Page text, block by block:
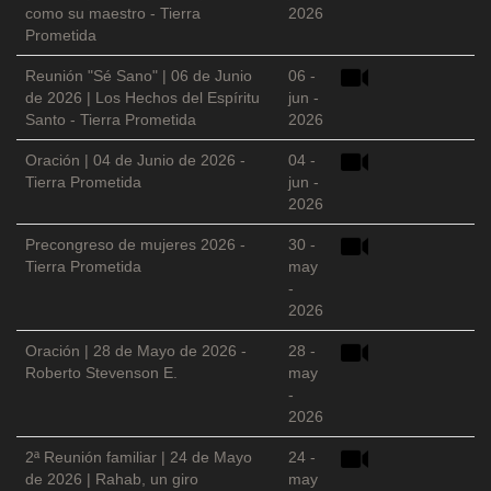
como su maestro - Tierra
Prometida
2026
Reunión "Sé Sano" | 06 de Junio
de 2026 | Los Hechos del Espíritu
Santo - Tierra Prometida
06 -
jun -
2026
Oración | 04 de Junio de 2026 -
Tierra Prometida
04 -
jun -
2026
Precongreso de mujeres 2026 -
Tierra Prometida
30 -
may
-
2026
Oración | 28 de Mayo de 2026 -
Roberto Stevenson E.
28 -
may
-
2026
2ª Reunión familiar | 24 de Mayo
de 2026 | Rahab, un giro
24 -
may